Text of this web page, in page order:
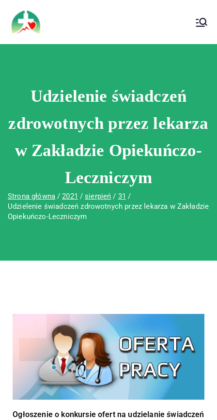
Wojewódzki Szpital Specjalistyczny im.
Św. Rafała w Czerwonej Górze
Udzielenie świadczeń
zdrowotnych przez lekarza
w Zakładzie Opiekuńczo-
Leczniczym
Strona główna 2021 sierpień
31
Udzielenie świadczeń zdrowotnych przez lekarza w Zakładzie
Opiekuńczo-Leczniczym
Ogłoszenie o konkursie ofert na udzielanie świadczeń